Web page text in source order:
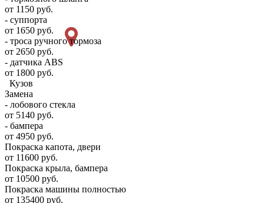
от 1150 руб.
- суппорта
от 1650 руб.
- троса ручного тормоза
от 2650 руб.
- датчика ABS
от 1800 руб.
Кузов
Замена
- лобового стекла
от 5140 руб.
- бампера
от 4950 руб.
Покраска капота, двери
от 11600 руб.
Покраска крыла, бампера
от 10500 руб.
Покраска машины полностью
от 135400 руб.